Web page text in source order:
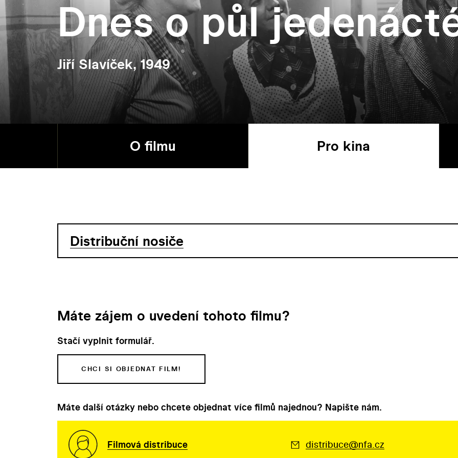
Dnes o půl
Jiří Slavíček, 1949
O filmu Pro kina
Distribuční nosiče
Máte zájem o uvedení tohoto filmu?
Stačí vyplnit formulář.
CHCI SI OBJEDNAT FILM!
Máte další otázky nebo chcete objednat více filmů najednou? Napište nám.
Filmová distribuce distribuce@nfa.cz